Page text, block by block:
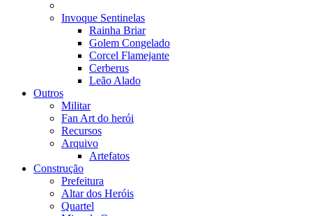
Invoque Sentinelas
Rainha Briar
Golem Congelado
Corcel Flamejante
Cerberus
Leão Alado
Outros
Militar
Fan Art do herói
Recursos
Arquivo
Artefatos
Construção
Prefeitura
Altar dos Heróis
Quartel